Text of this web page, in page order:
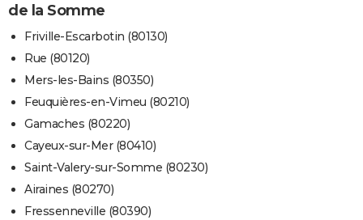
de la Somme
Friville-Escarbotin (80130)
Rue (80120)
Mers-les-Bains (80350)
Feuquières-en-Vimeu (80210)
Gamaches (80220)
Cayeux-sur-Mer (80410)
Saint-Valery-sur-Somme (80230)
Airaines (80270)
Fressenneville (80390)